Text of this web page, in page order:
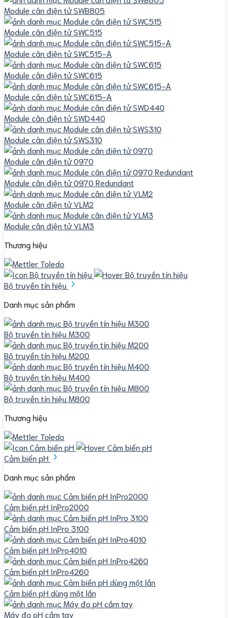
Module cân điện tử SWB805
Module cân điện tử SWC515
Module cân điện tử SWC515-A
Module cân điện tử SWC615
Module cân điện tử SWC615-A
Module cân điện tử SWD440
Module cân điện tử SWS310
Module cân điện tử 0970
Module cân điện tử 0970 Redundant
Module cân điện tử VLM2
Module cân điện tử VLM3
Thương hiệu
Bộ truyền tín hiệu
Danh mục sản phẩm
Bộ truyền tín hiệu M300
Bộ truyền tín hiệu M200
Bộ truyền tín hiệu M400
Bộ truyền tín hiệu M800
Thương hiệu
Cảm biến pH
Danh mục sản phẩm
Cảm biến pH InPro2000
Cảm biến pH InPro 3100
Cảm biến pH InPro4010
Cảm biến pH InPro4260
Cảm biến pH dùng một lần
Máy đo pH cầm tay